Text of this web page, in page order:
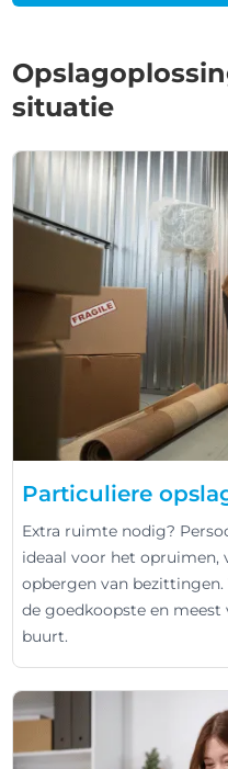
situatie
Particuliere
Extra ruimte nodig?
ideaal voor het opruimen,
opbergen van
de goedkoopste en
buurt.